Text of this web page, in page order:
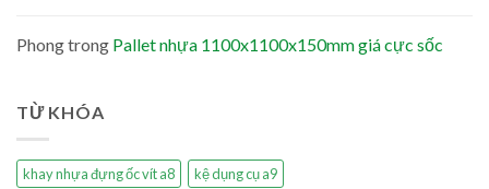
Phongtrong Pallet nhựa 1100x1100x150mm giá cực sốc
TỪ KHÓA
khay nhựa đựng ốc vít a8
kệ dụng cụ a9